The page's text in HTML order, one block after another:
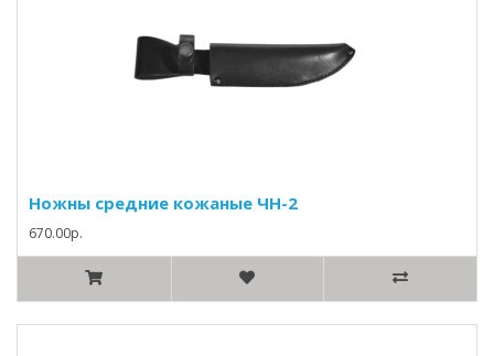
Ножны средние кожаные ЧН-2
670.00р.